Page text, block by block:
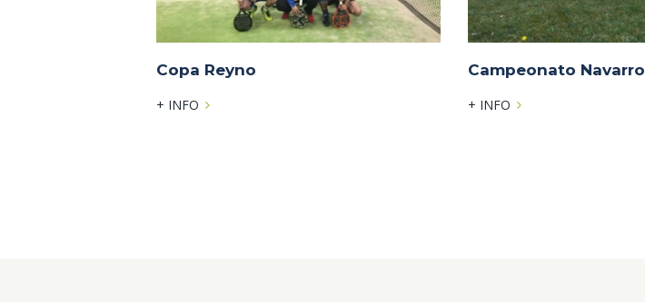
Copa Reyno
+ INFO
Campeonato Navarro
+ INFO